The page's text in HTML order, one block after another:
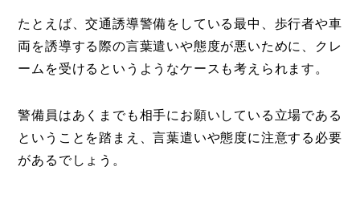
たとえば、交通誘導警備をしている最中、歩行者や車
両を誘導する際の言葉遣いや態度が悪いために、クレ
ームを受けるというようなケースも考えられます。
警備員はあくまでも相手にお願いしている立場である
ということを踏まえ、言葉遣いや態度に注意する必要
があるでしょう。